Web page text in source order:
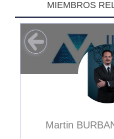
MIEMBROS
Martin